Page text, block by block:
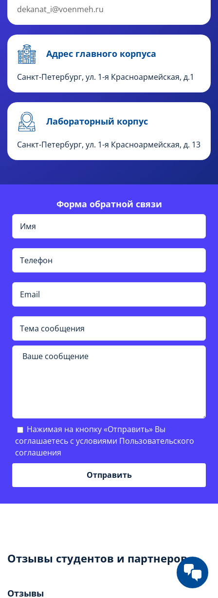
dekanat_i@voenmeh.ru
Адрес главного корпуса
Санкт-Петербург, ул. 1-я Красноармейская, д.1
Лабораторный корпус
Санкт-Петербург, ул. 1-я Красноармейская, д. 13
Форма обратной связи
Нажимая на кнопку «Отправить» Вы
соглашаетесь с условиями Пользовательского
соглашения
Отзывы студентов и партнеров
Отзывы